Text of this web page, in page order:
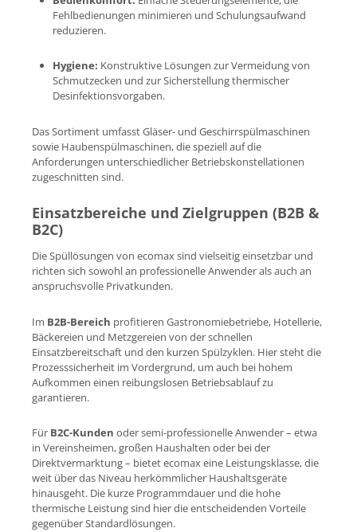
Fehlbedienungen minimieren und Schulungsaufwand
reduzieren.
Hygiene: Konstruktive Lösungen zur Vermeidung von
Schmutzecken und zur Sicherstellung thermischer
Desinfektionsvorgaben.
Das Sortiment umfasst Gläser- und Geschirrspülmaschinen
sowie Haubenspülmaschinen, die speziell auf die
Anforderungen unterschiedlicher Betriebskonstellationen
zugeschnitten sind.
Einsatzbereiche und Zielgruppen (B2B &
B2C)
Die Spüllösungen von ecomax sind vielseitig einsetzbar und
richten sich sowohl an professionelle Anwender als auch an
anspruchsvolle Privatkunden.
Im B2B-Bereich profitieren Gastronomiebetriebe, Hotellerie,
Bäckereien und Metzgereien von der schnellen
Einsatzbereitschaft und den kurzen Spülzyklen. Hier steht die
Prozesssicherheit im Vordergrund, um auch bei hohem
Aufkommen einen reibungslosen Betriebsablauf zu
garantieren.
Für B2C-Kunden oder semi-professionelle Anwender – etwa
in Vereinsheimen, großen Haushalten oder bei der
Direktvermarktung – bietet ecomax eine Leistungsklasse, die
weit über das Niveau herkömmlicher Haushaltsgeräte
hinausgeht. Die kurze Programmdauer und die hohe
thermische Leistung sind hier die entscheidenden Vorteile
gegenüber Standardlösungen.